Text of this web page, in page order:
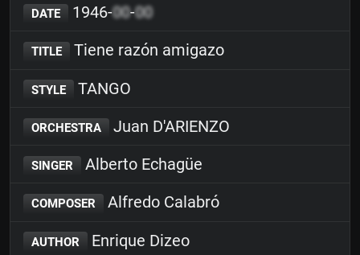
DATE 1946-00-00
TITLE Tiene razón amigazo
STYLE TANGO
ORCHESTRA Juan D'ARIENZO
SINGER Alberto Echagüe
COMPOSER Alfredo Calabró
AUTHOR Enrique Dizeo